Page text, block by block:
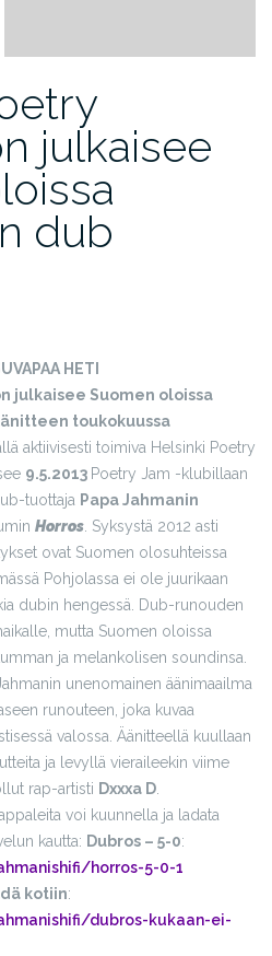
julkaisee
dub
HETI
julkaisee Suomen oloissa
toukokuussa
aktiivisesti toimiva Helsinki Poetry
9.5.2013 Poetry Jam -klubillaan
tuottaja Papa Jahmanin
Horros . Syksystä 2012 asti
ovat Suomen olosuhteissa
Pohjolassa ei ole juurikaan
dubin hengessä. Dub-runouden
mutta Suomen oloissa
ja melankolisen soundinsa.
unenomainen äänimaailma
runouteen, joka kuvaa
valossa. Äänitteellä kuullaan
ja levyllä vieraileekin viime
rap-artisti Dxxxa D
voi kuunnella ja ladata
kautta: Dubros – 5-0:
horros-5-0-1
kotiin:
dubros-kukaan-ei-